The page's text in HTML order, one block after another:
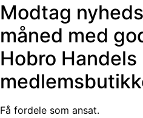
Modtag
måned med
Hobro Handels
Få fordele som ansat.